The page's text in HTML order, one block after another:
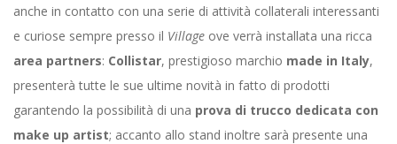
anche in contatto con una serie di attività collaterali interessanti
e curiose sempre presso il Village ove verrà installata una ricca
area partners: Collistar, prestigioso marchio made in Italy,
presenterà tutte le sue ultime novità in fatto di prodotti
garantendo la possibilità di una prova di trucco dedicata con
make up artist; accanto allo stand inoltre sarà presente una